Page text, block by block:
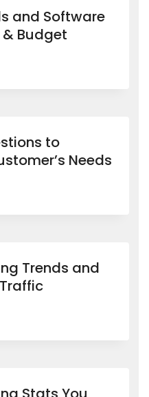
and Software
& Budget
to
Needs
Trends and